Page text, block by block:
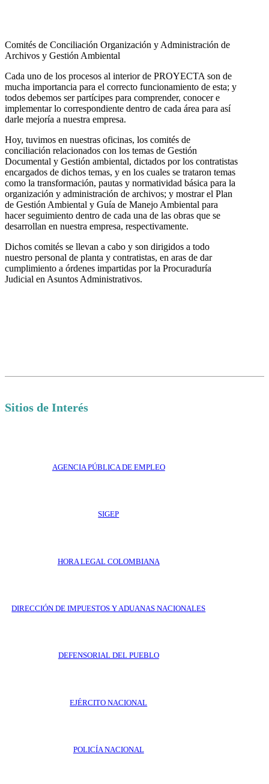
Comités de Conciliación Organización y Administración de
Archivos y Gestión Ambiental
Cada uno de los procesos al interior de PROYECTA son de
mucha importancia para el correcto funcionamiento de esta; y
todos debemos ser partícipes para comprender, conocer e
implementar lo correspondiente dentro de cada área para así
darle mejoría a nuestra empresa.
Hoy, tuvimos en nuestras oficinas, los comités de
conciliación relacionados con los temas de Gestión
Documental y Gestión ambiental, dictados por los contratistas
encargados de dichos temas, y en los cuales se trataron temas
como la transformación, pautas y normatividad básica para la
organización y administración de archivos; y mostrar el Plan
de Gestión Ambiental y Guía de Manejo Ambiental para
hacer seguimiento dentro de cada una de las obras que se
desarrollan en nuestra empresa, respectivamente.
Dichos comités se llevan a cabo y son dirigidos a todo
nuestro personal de planta y contratistas, en aras de dar
cumplimiento a órdenes impartidas por la Procuraduría
Judicial en Asuntos Administrativos.
Sitios de Interés
AGENCIA PÚBLICA DE EMPLEO
SIGEP
HORA LEGAL COLOMBIANA
DIRECCIÓN DE IMPUESTOS Y ADUANAS NACIONALES
DEFENSORIAL DEL PUEBLO
EJÉRCITO NACIONAL
POLICÍA NACIONAL